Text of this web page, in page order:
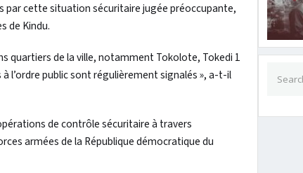
par cette situation sécuritaire jugée préoccupante,
de Kindu.
quartiers de la ville, notamment Tokolote, Tokedi 1
l’ordre public sont régulièrement signalés », a-t-il
de contrôle sécuritaire à travers
armées de la République démocratique du